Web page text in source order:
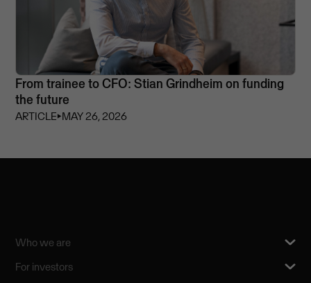
From trainee to CFO: Stian Grindheim on funding
the future
ARTICLE⏵MAY 26, 2026
Who we are
For investors